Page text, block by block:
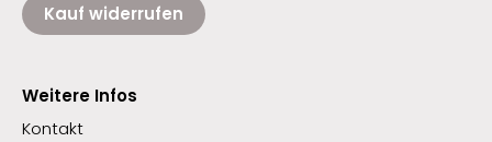
Kauf widerrufen
Weitere Infos
Kontakt